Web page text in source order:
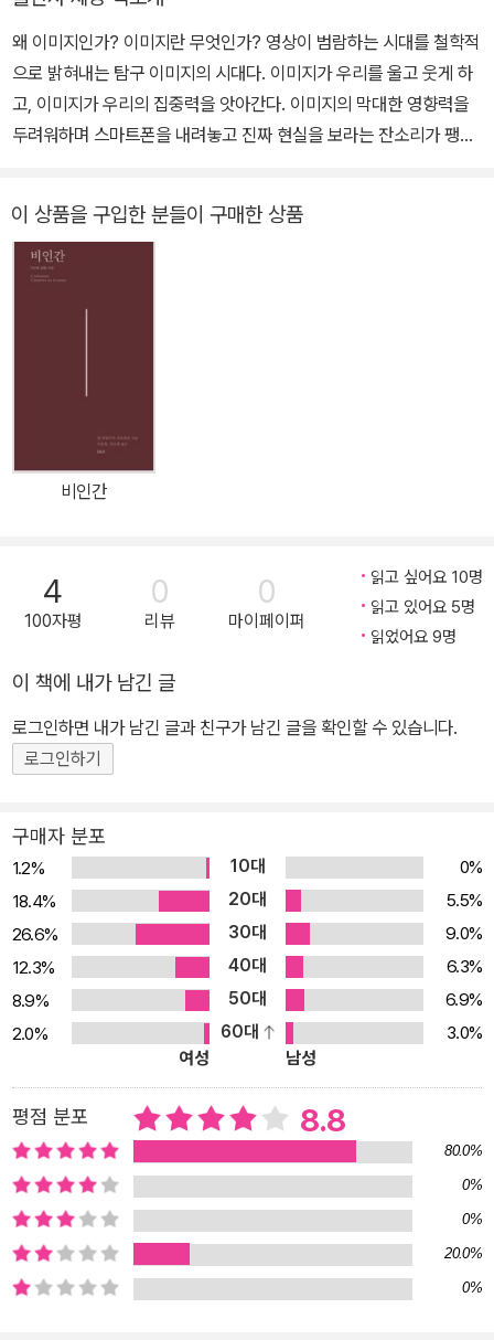
르트르 철학에서 감정의 문제: 감정의 초월성」 등이 있다.
왜 이미지인가? 이미지란 무엇인가? 영상이 범람하는 시대를 철학적
으로 밝혀내는 탐구 이미지의 시대다. 이미지가 우리를 울고 웃게 하
고, 이미지가 우리의 집중력을 앗아간다. 이미지의 막대한 영향력을
두려워하며 스마트폰을 내려놓고 진짜 현실을 보라는 잔소리가 팽배
에서 이미지 이론 연구로 박사학위를 받았으며 2022년 서산 신진철
학연구자상을 수상한 이솔은 이미지를 둘러싼 철학적 문제를 정교하
의 가장 기묘한 이야기, 동굴의 우화다. 플라톤은 동굴의 우화를 통해
‘내가 보고 있는 게 진짜일까?’라는 불안을 드러낸다. 한편 이런 이야
기도 있다. “각각의 동굴 뒤에는 열려 있는 그리고 보다 깊은 다른 동
리고 모든 밑바닥, 모든 정초 아래에는 훨씬 깊은 지하 세계가 존재한
다.” 들뢰즈는 동굴 뒤에 더 깊은 동굴이 있다고 말한다. ‘낯설고 풍부
한 지하 세계’라는 이미지는 단 하나의 원본을 상정한 플라톤을 부드
서, 자야 할 때를 넘긴 늦은 밤에 나는 깨어 있다. 스마트폰을 붙잡고
이 영상에서 저 영상으로 계속해서 넘어간다. 쏟아지는 이미지들에서
눈을 뗄 수 없는 동시에 지긋지긋하다는 감각이 떠나지 않는다…….
나는 창구이자 익숙한 쾌락에 우리를 가둬 놓는 이미지를 어떻게 봐
야 할까? 이미지는 자유이자, 실재다 가상과 실재의 이분법을 넘어서
현실을 넘는 이미지의 힘을 포착하다 이 책은 서양 형이상학이 견지
해 온 이미지 관념을 비판적으로 검토한다. 플라톤의 동굴의 우화 이
래 데카르트와 흄의 철학은 세계에 대한 경험이 이미지를 ‘통해’ 이루
어진다고 본다. ‘나’의 의식에 주어지는 표상 즉 이미지를 실재와 분리
하는 것이다. 이러한 이분법은 나에게 주어진 것 너머의 실재가 있다
는 환상을 낳거나, 나의 세계로 모든 것을 환원하는 유아론을 예비한
다. 현대 철학을 열어젖힌 사르트르와 들뢰즈는 이미지를 해방시킨
다. 이미지를 만드는 능력인 상상력을 중시한 사르트르에게 이미지는
불완전한 것이 아니라 ‘세계를 바라보는 근본적인 방식’이다. 한편 영
화의 역량을 포착한 들뢰즈에게 이미지는 무언가의 모방이 아니라
‘실재를 구성하는 블록’이다. 두 철학자에게는 실재를 자아의 밖에서
파악하려는 의지가 있다. 이미지란 낯설고 새로운 세계, 타인의 세계
의 모습인 것이다. “나는 이미지에 관한 5년간의 탐구를 마친 연구자
이 상품을 구입한 분들이 구매한 상품
비인간
4
100자평
0
리뷰
0
마이페이퍼
읽고 싶어요 10명
읽고 있어요 5명
읽었어요 9명
이 책에 내가 남긴 글
로그인하면 내가 남긴 글과 친구가 남긴 글을 확인할 수 있습니다.
로그인하기
구매자 분포
1.2% 10대
0%
18.4%
20대
5.5%
26.6%
30대
9.0%
12.3%
40대
6.3%
8.9%
50대
6.9%
2.0%
60대
3.0%
여성
남성
평점 분포 8.8
80.0%
0%
0%
20.0%
0%